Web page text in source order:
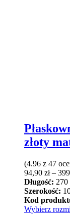
złoty
(4.96 z 47
94,90 zł –
Długość: 270
Szerokość:
Kod
Wybierz